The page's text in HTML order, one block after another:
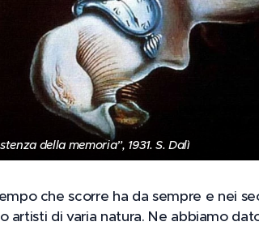
della memoria”, 1931. S. Dalì
che scorre ha da sempre e nei
di varia natura. Ne abbiamo